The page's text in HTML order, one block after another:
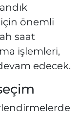
önemli
saat
işlemleri,
edecek.